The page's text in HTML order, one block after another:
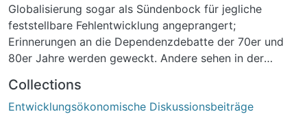
Globalisierung sogar als Sündenbock für jegliche
feststellbare Fehlentwicklung angeprangert;
Erinnerungen an die Dependenzdebatte der 70er und
80er Jahre werden geweckt. Andere sehen in der
Jahre, die Fortschritte der Menschheit bis in die
entlegensten Winkel der Erde zu transportieren und
Collections
Entwicklungsökonomische Diskussionsbeiträge